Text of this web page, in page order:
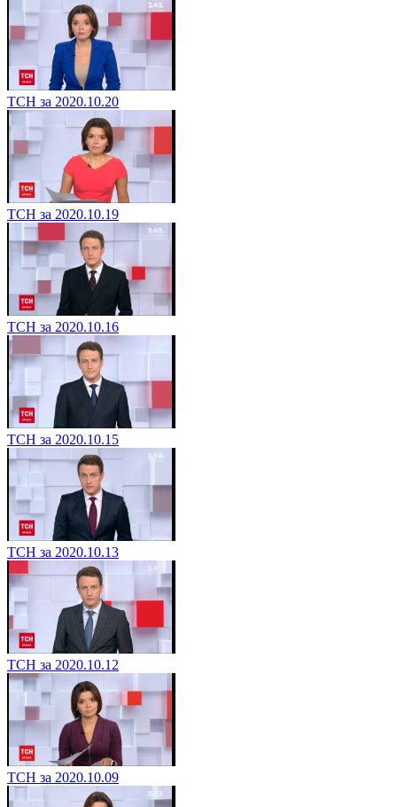
ТСН за 2020.10.20
ТСН за 2020.10.19
ТСН за 2020.10.16
ТСН за 2020.10.15
ТСН за 2020.10.13
ТСН за 2020.10.12
ТСН за 2020.10.09